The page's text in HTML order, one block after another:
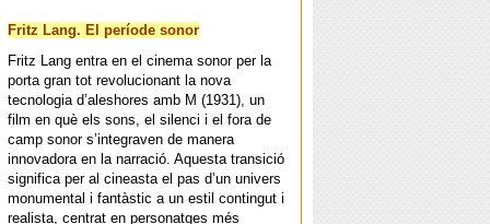
Fritz Lang. El període sonor
Fritz Lang entra en el cinema sonor per la
porta gran tot revolucionant la nova
tecnologia d’aleshores amb M (1931), un
film en què els sons, el silenci i el fora de
camp sonor s’integraven de manera
innovadora en la narració. Aquesta transició
significa per al cineasta el pas d’un univers
monumental i fantàstic a un estil contingut i
realista, centrat en personatges més